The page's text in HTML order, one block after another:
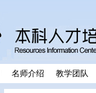
名师介绍 教学团队